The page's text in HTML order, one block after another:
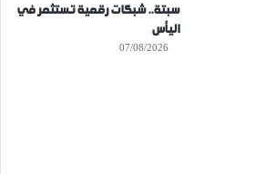
سبتة.. شبكات رقمية تستثمر في
اليأس
07/08/2026